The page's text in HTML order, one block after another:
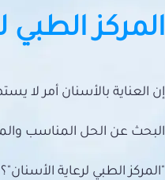
المركز الطبي
إن العناية بالأسنان أمر لا
البحث عن الحل المناسب
"المركز الطبي لرعاية الأسنان"؟